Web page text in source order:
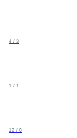
3 / 4
1 / 1
0 / 12